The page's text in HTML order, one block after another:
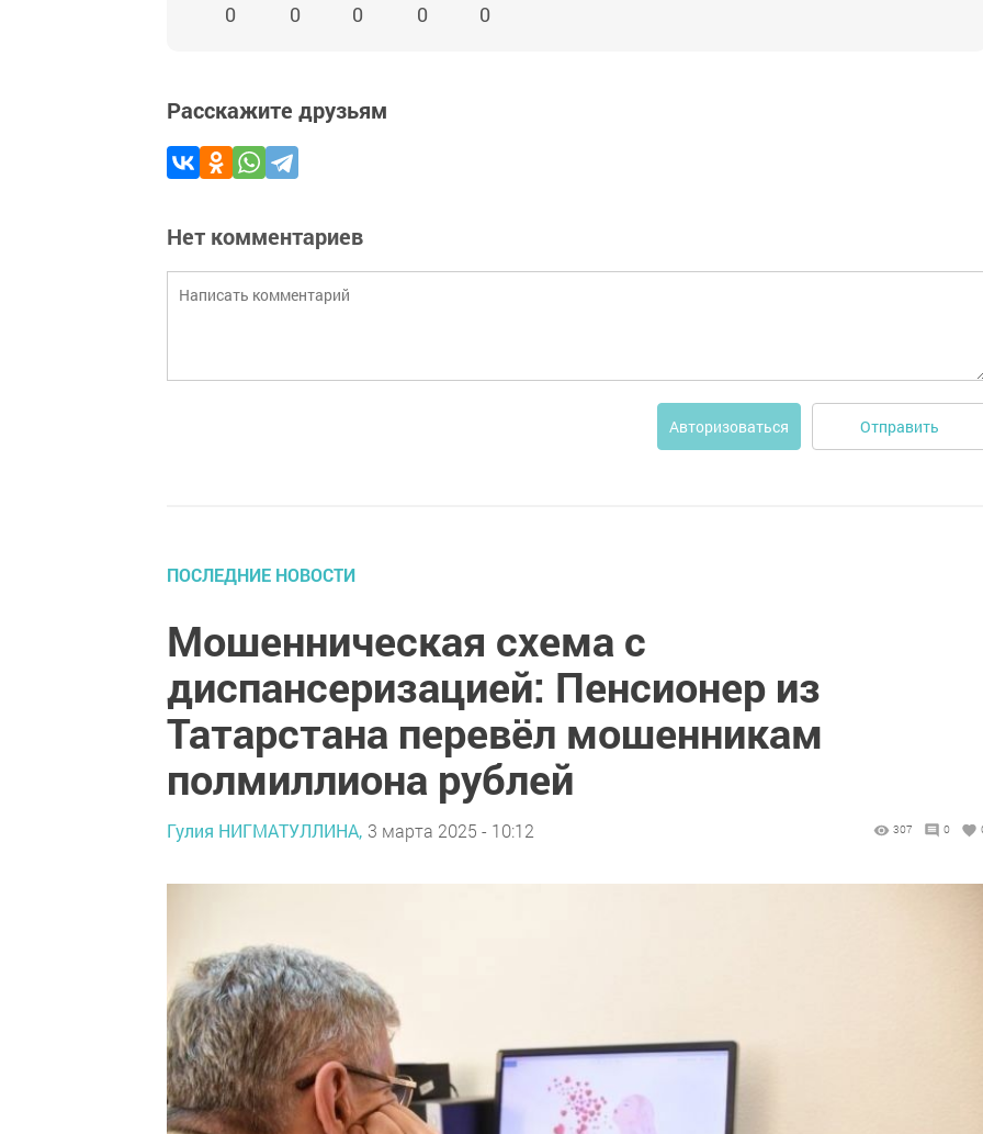
0 0 0 0 0
Расскажите друзьям
Нет комментариев
Авторизоваться Отправить
ПОСЛЕДНИЕ НОВОСТИ
Мошенническая схема с
диспансеризацией: Пенсионер из
Татарстана перевёл мошенникам
полмиллиона рублей
Гулия НИГМАТУЛЛИНА, 3 марта 2025 - 10:12 307 0